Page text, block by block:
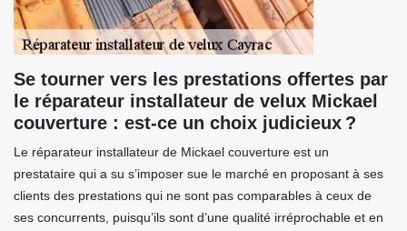
Se tourner vers les prestations offertes par
le réparateur installateur de velux Mickael
couverture : est-ce un choix judicieux ?
Le réparateur installateur de Mickael couverture est un
prestataire qui a su s’imposer sue le marché en proposant à ses
clients des prestations qui ne sont pas comparables à ceux de
ses concurrents, puisqu’ils sont d’une qualité irréprochable et en